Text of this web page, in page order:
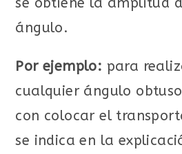
se obtiene la amplitud
ángulo.
Por ejemplo: para
cualquier ángulo
con colocar el
se indica en la